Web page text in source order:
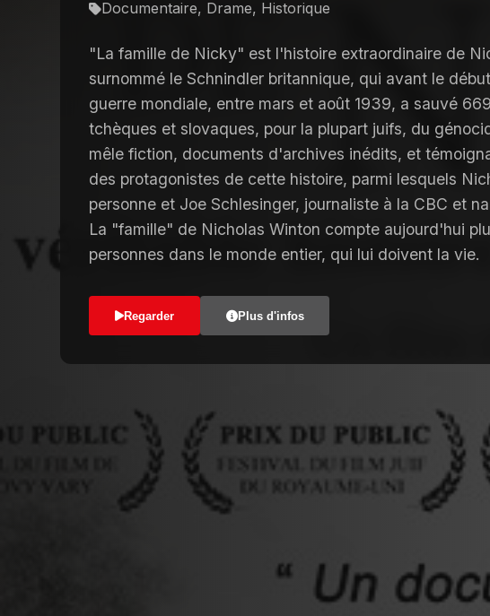
Documentaire, Drame, Historique
"La famille de Nicky" est l'histoire extraordinaire de
surnommé le Schnindler britannique, qui avant le
guerre mondiale, entre mars et août 1939, a sauvé
tchèques et slovaques, pour la plupart juifs, du
mêle fiction, documents d'archives inédits, et
des protagonistes de cette histoire, parmi lesquels
personne et Joe Schlesinger, journaliste à la CBC et
La "famille" de Nicholas Winton compte aujourd'hui
personnes dans le monde entier, qui lui doivent la vie.
Regarder Plus d'infos